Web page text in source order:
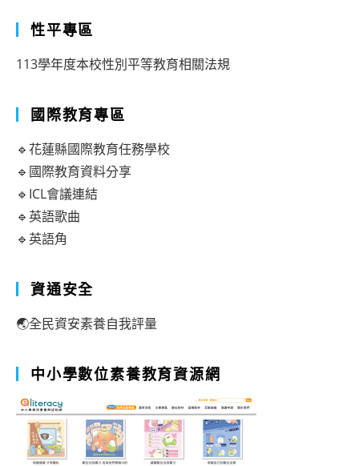
性平專區
113學年度本校性別平等教育相關法規
國際教育專區
🔹花蓮縣國際教育任務學校
🔹國際教育資料分享
🔹ICL會議連結
🔹英語歌曲
🔹英語角
資通安全
🌏全民資安素養自我評量
中小學數位素養教育資源網